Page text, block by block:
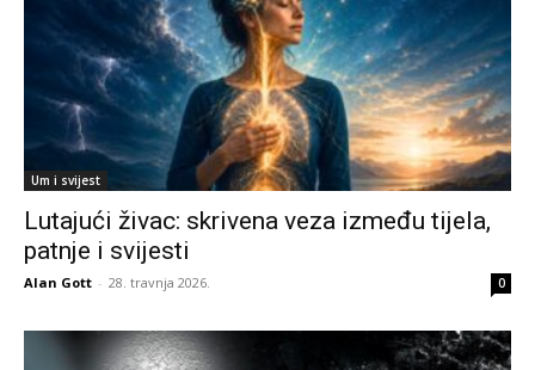
Um i svijest
Lutajući živac: skrivena veza između tijela,
patnje i svijesti
Alan Gott - 28. travnja 2026. 0